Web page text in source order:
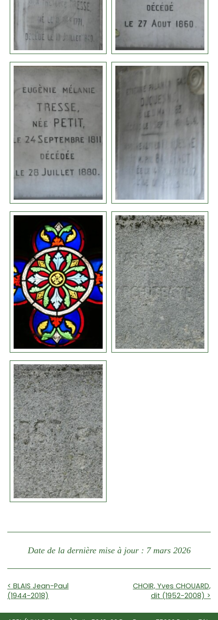
Date de la dernière mise à jour : 7 mars 2026
< BLAIS Jean-Paul
(1944-2018)
CHOIR, Yves CHOUARD,
dit (1952-2008) >